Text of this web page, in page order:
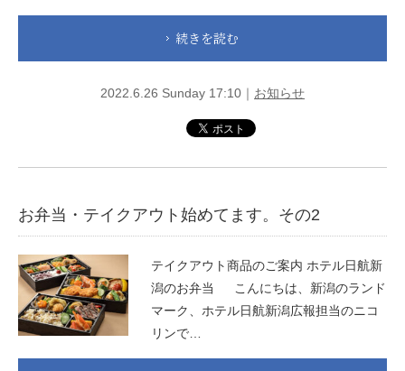
続きを読む
2022.6.26 Sunday 17:10｜ お知らせ
お弁当・テイクアウト始めてます。その2
テイクアウト商品のご案内 ホテル日航新
潟のお弁当 こんにちは、新潟のランド
マーク、ホテル日航新潟広報担当のニコ
リンで…